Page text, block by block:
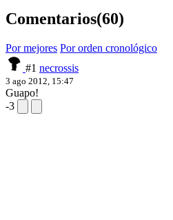
Comentarios(60)
Por mejores Por orden cronológico
#1 necrossis
3 ago 2012, 15:47
Guapo!
-3